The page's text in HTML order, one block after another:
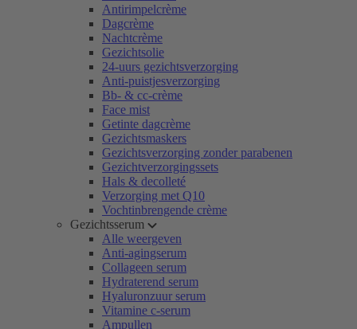
Antirimpelcrème
Dagcrème
Nachtcrème
Gezichtsolie
24-uurs gezichtsverzorging
Anti-puistjesverzorging
Bb- & cc-crème
Face mist
Getinte dagcrème
Gezichtsmaskers
Gezichtsverzorging zonder parabenen
Gezichtverzorgingssets
Hals & decolleté
Verzorging met Q10
Vochtinbrengende crème
Gezichtsserum
Alle weergeven
Anti-agingserum
Collageen serum
Hydraterend serum
Hyaluronzuur serum
Vitamine c-serum
Ampullen